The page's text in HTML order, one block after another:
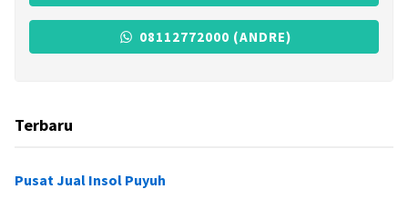
08112772000 (ANDRE)
Terbaru
Pusat Jual Insol Puyuh